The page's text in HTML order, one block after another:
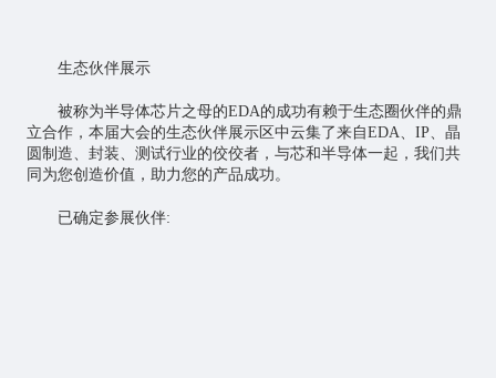
生态伙伴展示
被称为半导体芯片之母的EDA的成功有赖于生态圈伙伴的鼎
立合作，本届大会的生态伙伴展示区中云集了来自EDA、IP、晶
圆制造、封装、测试行业的佼佼者，与芯和半导体一起，我们共
同为您创造价值，助力您的产品成功。
已确定参展伙伴: